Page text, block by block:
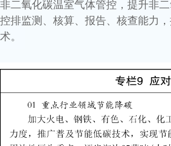
非二氧化碳温室气体管控，提升非
控排监测、核算、报告、核查能力
术。